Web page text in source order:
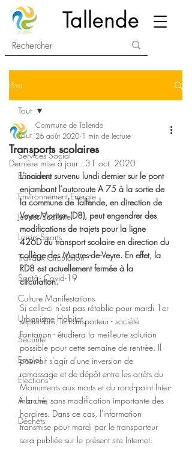
Tallende
Post
Tout
Services Social
Economie
Environnement Energie
Jeunes Scolaire
Loisirs Sports
Travaux Circulation
Santé - Covid-19
Culture Manifestations
Urbanisme Habitat
Sécurité
Emploi
Élections
A la une
Déchets
Tout
Transports scolaires
Commune de Tallende
26 août 2020 1 min de lecture
Dernière mise à jour : 31 oct. 2020
L'incident survenu lundi dernier sur le pont
enjambant l'autoroute A 75 à la sortie de
la commune de Tallende, en direction de
Veyre-Monton (D8), peut engendrer des
modifications de trajets pour la ligne
426D du transport scolaire en direction du
collège des Martres-de-Veyre. En effet, la
RD8 est actuellement fermée à la
circulation.
Si celle-ci n'est pas rétablie pour mardi 1er
septembre, le transporteur - société
Fontanon - étudiera la meilleure solution
possible pour cette semaine de rentrée. Il
pourrait s'agir d'une inversion de
ramassage et de dépôt entre les arrêts du
Monuments aux morts et du rond-point Inter-
marché, sans modification importante des
horaires. Dans ce cas, l'information
transmise pour mardi par le transporteur
sera publiée sur le présent site Internet.